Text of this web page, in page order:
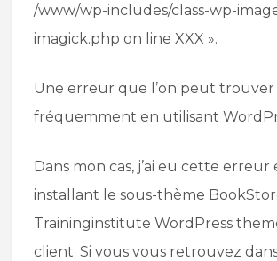
/www/wp-includes/class-wp-
imagick.php on line XXX ».
Une erreur que l’on peut trouver
fréquemment en utilisant
Dans mon cas, j’ai eu cette erreur
installant le sous-thème
Traininginstitute WordPress
client. Si vous vous retrouvez